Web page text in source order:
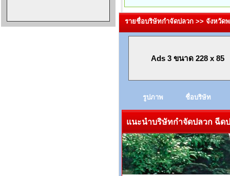
รายชื่อบริษัทกำจัดปลวก >> จังหวัดพ
Ads 3 ขนาด 228 x 85
รูปภาพ ชื่อบริษัท
แนะนำบริษัทกำจัดปลวก ฉีด